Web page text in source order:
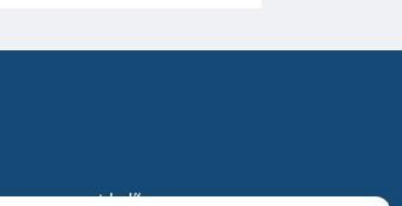
para os cidadãos